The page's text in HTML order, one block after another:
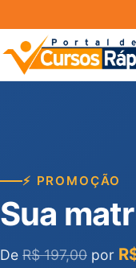
⚡ PROMOÇÃO
Sua
De R$ 197,00 por